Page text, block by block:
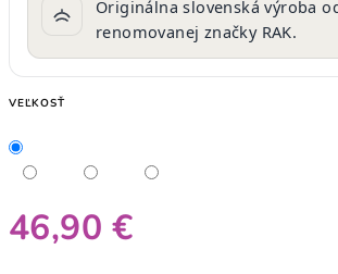
Originálna slovenská výroba
renomovanej značky RAK.
VEĽKOSŤ
46,90 €